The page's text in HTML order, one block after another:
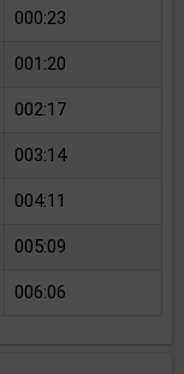
000:23
001:20
002:17
003:14
004:11
005:09
006:06